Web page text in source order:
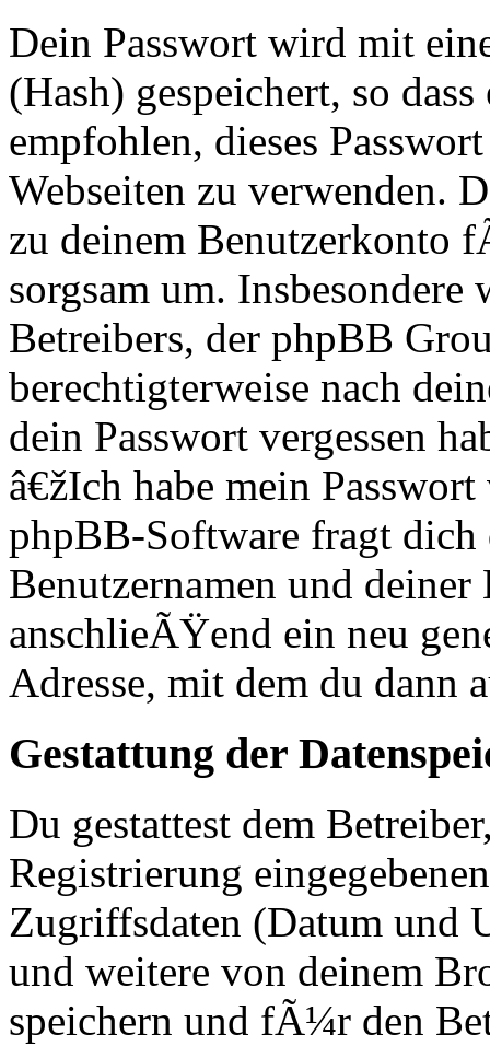
Dein Passwort wird mit
(Hash) gespeichert, so
empfohlen, dieses
Webseiten zu verwenden.
zu deinem Benutzerkonto
sorgsam um.
Betreibers, der phpBB
berechtigterweise nach
dein Passwort vergessen
â€žIch habe mein
phpBB-Software fragt dich
Benutzernamen und
anschlieÃŸend ein neu
Adresse, mit dem du dann
Gestattung der
Du gestattest dem
Registrierung
Zugriffsdaten (Datum und
und weitere von deinem
speichern und fÃ¼r den